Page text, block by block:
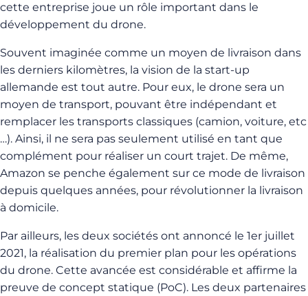
cette entreprise joue un rôle important dans le
développement du drone.
Souvent imaginée comme un moyen de livraison dans
les derniers kilomètres, la vision de la start-up
allemande est tout autre. Pour eux, le drone sera un
moyen de transport, pouvant être indépendant et
remplacer les transports classiques (camion, voiture, etc
…). Ainsi, il ne sera pas seulement utilisé en tant que
complément pour réaliser un court trajet. De même,
Amazon se penche également sur ce mode de livraison
depuis quelques années, pour révolutionner la livraison
à domicile.
Par ailleurs, les deux sociétés ont annoncé le 1er juillet
2021, la réalisation du premier plan pour les opérations
du drone. Cette avancée est considérable et affirme la
preuve de concept statique (PoC). Les deux partenaires